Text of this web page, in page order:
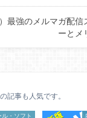
最強のメルマガ配信
ーとメ
記事も人気です。
ル・ソフト